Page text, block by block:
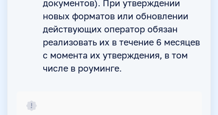
документов). При утверждении
новых форматов или обновлении
действующих оператор обязан
реализовать их в течение 6 месяцев
с момента их утверждения, в том
числе в роуминге.